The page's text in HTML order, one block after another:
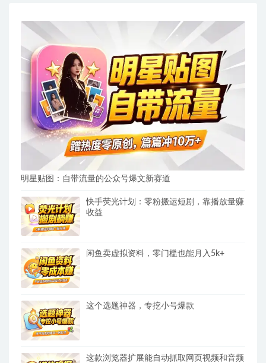
明星贴图：自带流量的公众号爆文新赛道
快手荧光计划：零粉搬运短剧，靠播放量赚
收益
闲鱼卖虚拟资料，零门槛也能月入5k+
这个选题神器，专挖小号爆款
这款浏览器扩展能自动抓取网页视频和音频